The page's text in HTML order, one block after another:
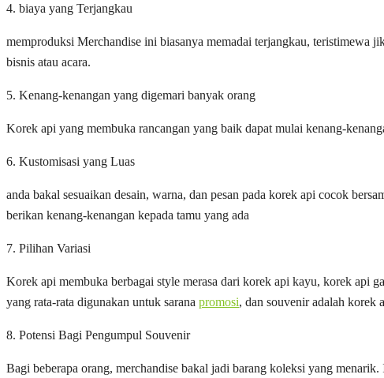
4. biaya yang Terjangkau
memproduksi Merchandise ini biasanya memadai terjangkau, teristimewa
bisnis atau acara.
5. Kenang-kenangan yang digemari banyak orang
Korek api yang membuka rancangan yang baik dapat mulai kenang-
6. Kustomisasi yang Luas
anda bakal sesuaikan desain, warna, dan pesan pada korek api cocok
berikan kenang-kenangan kepada tamu yang ada
7. Pilihan Variasi
Korek api membuka berbagai style merasa dari korek api kayu, korek api
yang rata-rata digunakan untuk sarana promosi, dan souvenir adalah korek
8. Potensi Bagi Pengumpul Souvenir
Bagi beberapa orang, merchandise bakal jadi barang koleksi yang